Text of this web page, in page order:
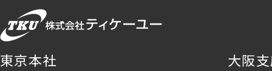
東京本社 大阪